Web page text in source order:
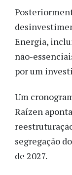
Energia,
não-
por um
Um
Raízen
segregação
de 2027.